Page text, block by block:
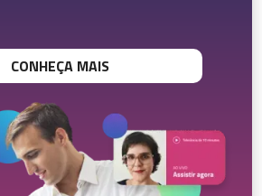
CONHEÇA MAIS